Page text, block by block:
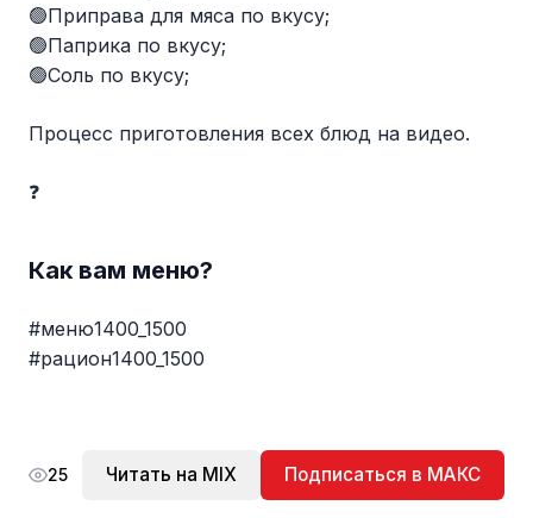
🟢Приправа для мяса по вкусу;
🟢Паприка по вкусу;
🟢Соль по вкусу;
Процесс приготовления всех блюд на видео.
❓
Как вам меню?
#меню1400_1500
#рацион1400_1500
25 Читать на MIX Подписаться в МАКС